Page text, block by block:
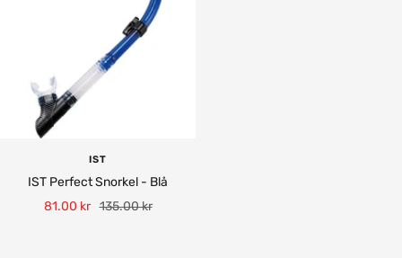
IST
IST Perfect Snorkel - Blå
Tilbudspris
81.00 kr Normalpris
135.00 kr